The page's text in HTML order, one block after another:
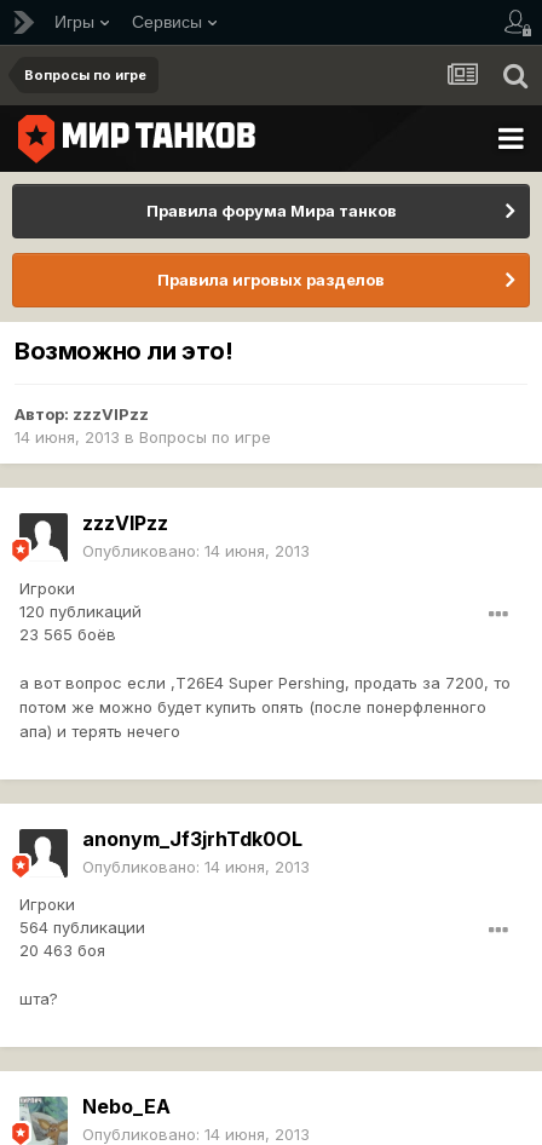
Игры Сервисы
Вопросы по игре
Правила форума Мира танков
Правила игровых разделов
Возможно ли это!
Автор: zzzVIPzz
14 июня, 2013 в Вопросы по игре
zzzVIPzz
Опубликовано: 14 июня, 2013
Игроки
120 публикаций
23 565 боёв
а вот вопрос если ,T26E4 Super Pershing, продать за 7200, то
потом же можно будет купить опять (после понерфленного
апа) и терять нечего
anonym_Jf3jrhTdk0OL
Опубликовано: 14 июня, 2013
Игроки
564 публикации
20 463 боя
шта?
Nebo_EA
Опубликовано: 14 июня, 2013